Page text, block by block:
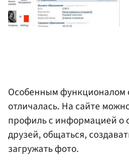
Особенным функционалом
отличалась. На сайте
профиль с информацией о
друзей, общаться,
загружать фото.